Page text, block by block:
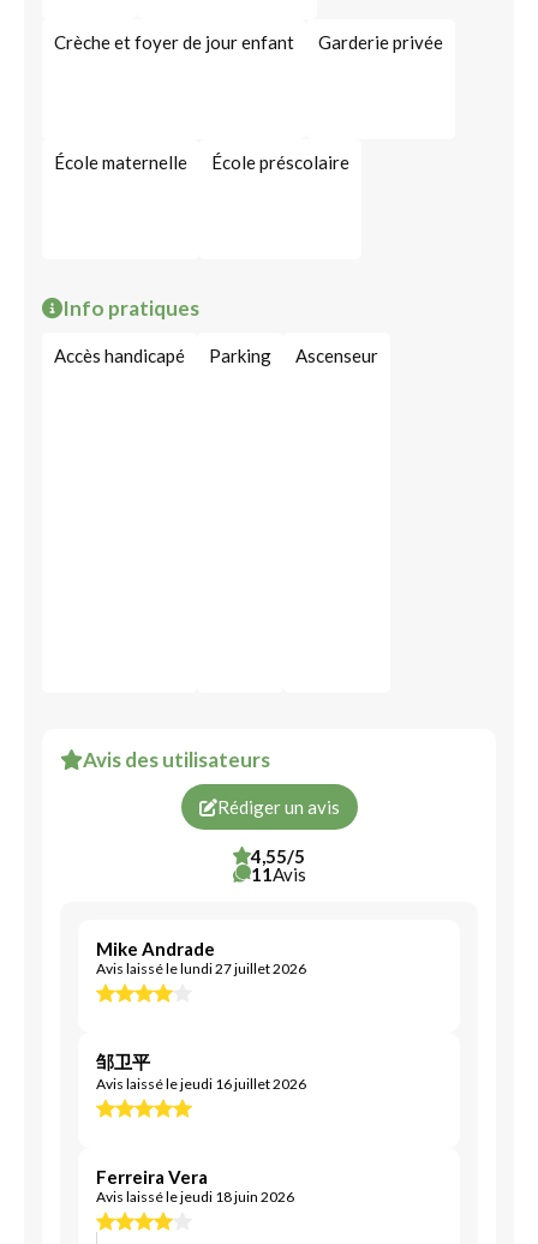
Crèche et foyer de jour enfant Garderie privée
École maternelle École préscolaire
Info pratiques
Accès handicapé Parking Ascenseur
Avis des utilisateurs
Rédiger un avis
4,55/5
11Avis
Mike Andrade
Avis laissé le lundi 27 juillet 2026
邹卫平
Avis laissé le jeudi 16 juillet 2026
Ferreira Vera
Avis laissé le jeudi 18 juin 2026